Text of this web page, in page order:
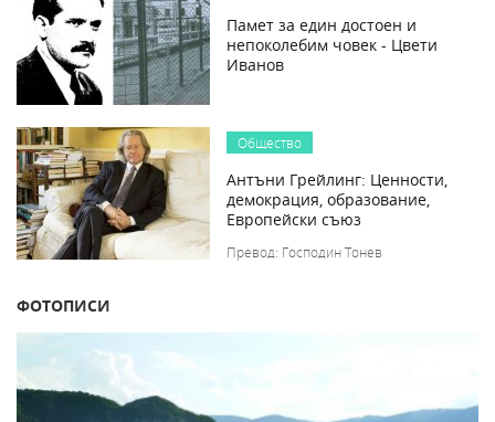
Памет за един достоен и
непоколебим човек - Цвети
Иванов
Общество
Антъни Грейлинг: Ценности,
демокрация, образование,
Европейски съюз
Превод: Господин Тонев
ФОТОПИСИ